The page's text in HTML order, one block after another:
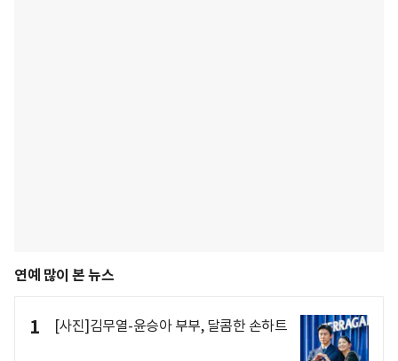
연예 많이 본 뉴스
1 [사진]김무열-윤승아 부부, 달콤한 손하트